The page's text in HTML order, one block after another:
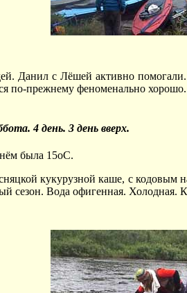
Данил с Лёшей активно помогали.
по-прежнему феноменально
4 день. 3 день вверх.
была 15оС.
кукурузной каше, с
сезон. Вода офигенная. Холодная.